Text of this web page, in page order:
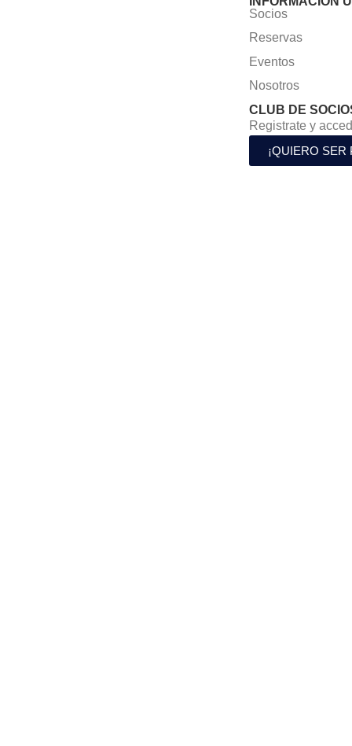
Socios
Reservas
Eventos
Nosotros
CLUB DE
Registrate y
¡QUIERO SER